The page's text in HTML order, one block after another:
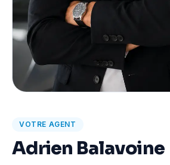
VOTRE AGENT
Adrien Balavoine